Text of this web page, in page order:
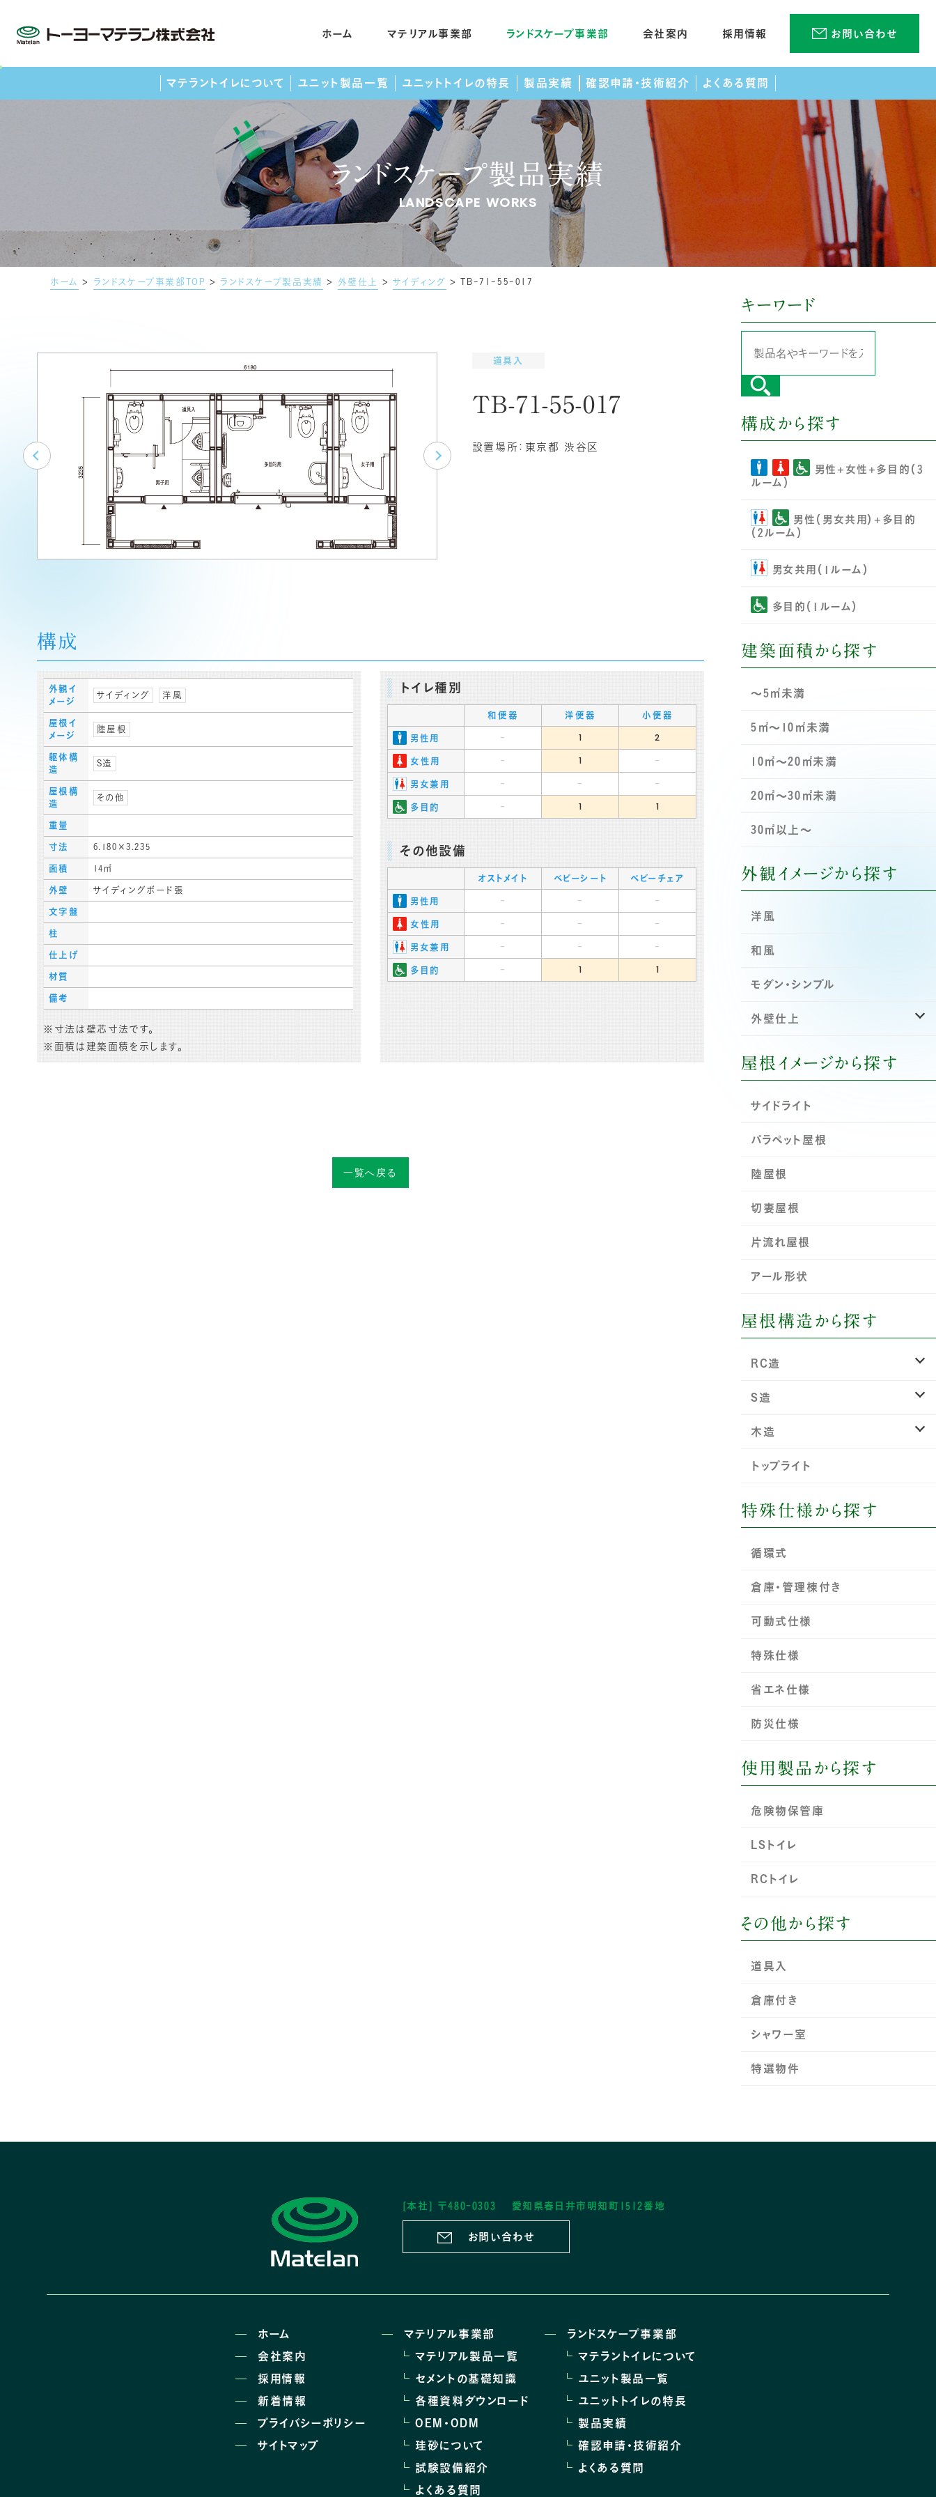
ホーム マテリアル事業部
MATERIAL
マテリアル製品一覧 セメントの基礎知識 各種資料ダウンロード
OEM･ODM 珪砂について 試験設備紹介 よくある質問
ランドスケープ事業部
LANDSCAPE
ランドスケープ事業部TOP マテラントイレについて ユニット製品一覧 ユニットトイレの特長
製品実績 確認申請・技術紹介 よくある質問
会社案内
COMPANY
会社概要 SDGs
採用情報
RECRUIT
先輩社員インタビュー 募集要項
お問い合わせ
マテラントイレについて ユニット製品一覧 ユニットトイレの特長 製品実績 確認申請・技術紹介 よくある質問
ランドスケープ製品実績
LANDSCAPE WORKS
ホーム > ランドスケープ事業部TOP > ランドスケープ製品実績 > 外壁仕上 > サイディング >TB-71-55-017
道具入
TB-71-55-017
設置場所：東京都 渋谷区
構成
外観イ
メージ
サイディング 洋風
屋根イ
メージ
陸屋根
躯体構
造
S造
屋根構
造
その他
重量
寸法 6.180×3.235
面積 14㎡
外壁 サイディングボード張
文字盤
柱
仕上げ
材質
備考
※寸法は壁芯寸法です。
※面積は建築面積を示します。
トイレ種別
和便器 洋便器 小便器
男性用 - 1 2
女性用 - 1 -
男女兼用 - - -
多目的 - 1 1
その他設備
オストメイト ベビーシート ベビーチェア
男性用 - - -
女性用 - - -
男女兼用 - - -
多目的 - 1 1
一覧へ戻る
キーワード
構成から探す
男性+女性+多目的（3
ルーム）
男性（男女共用）+多目的
（2ルーム）
男女共用（1ルーム）
多目的（1ルーム）
建築面積から探す
～5㎡未満
5㎡～10㎡未満
10㎡～20㎡未満
20㎡～30㎡未満
30㎡以上～
外観イメージから探す
洋風
和風
モダン・シンプル
外壁仕上
屋根イメージから探す
サイドライト
パラペット屋根
陸屋根
切妻屋根
片流れ屋根
アール形状
屋根構造から探す
RC造
S造
木造
トップライト
特殊仕様から探す
循環式
倉庫・管理棟付き
可動式仕様
特殊仕様
省エネ仕様
防災仕様
使用製品から探す
危険物保管庫
LSトイレ
RCトイレ
その他から探す
道具入
倉庫付き
シャワー室
特選物件
[本社] 〒480-0303 愛知県春日井市明知町1512番地
お問い合わせ
ホーム
会社案内
採用情報
新着情報
プライバシーポリシー
サイトマップ
マテリアル事業部
マテリアル製品一覧
セメントの基礎知識
各種資料ダウンロード
OEM･ODM
珪砂について
試験設備紹介
よくある質問
ランドスケープ事業部
マテラントイレについて
ユニット製品一覧
ユニットトイレの特長
製品実績
確認申請・技術紹介
よくある質問